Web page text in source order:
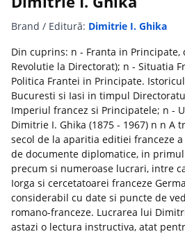
Brand / Editură: Dimitrie I. Ghika
Din cuprins: n - Franta in Principate,
Revolutie la Directorat); n - Situatia
Politica Frantei in Principate.
Bucuresti si Iasi in timpul
Imperiul francez si Principatele; n -
Dimitrie I. Ghika (1875 - 1967) n n A
secol de la aparitia editiei franceze
de documente diplomatice, in
precum si numeroase lucrari, intre
Iorga si cercetatoarei franceze
considerabil cu date si puncte de
romano-franceze. Lucrarea lui
astazi o lectura instructiva, atat